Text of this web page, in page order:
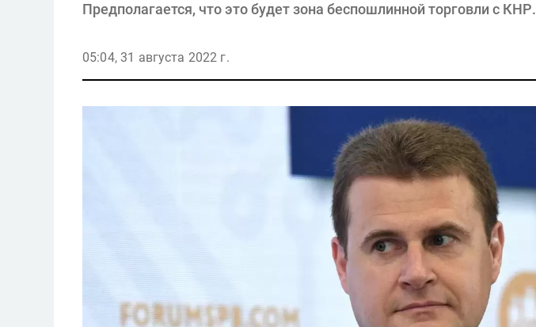
Предполагается, что это будет зона беспошлинной торговли с КНР.
05:04, 31 августа 2022 г.